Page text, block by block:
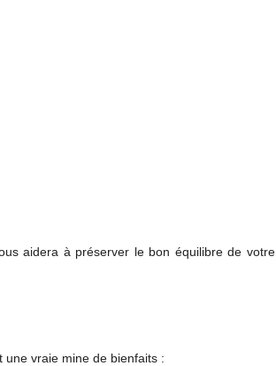
aidera à préserver le bon équilibre de votre
une vraie mine de bienfaits :